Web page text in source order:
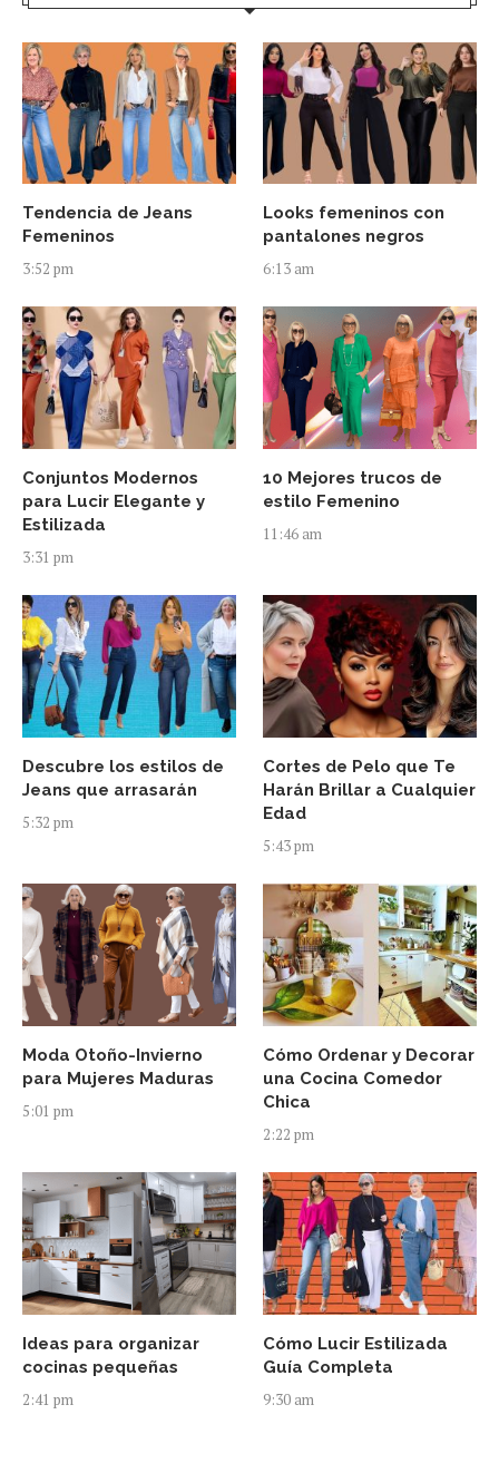
Tendencia de Jeans
Femeninos
3:52 pm
Looks femeninos con
pantalones negros
6:13 am
Conjuntos Modernos
para Lucir Elegante y
Estilizada
3:31 pm
10 Mejores trucos de
estilo Femenino
11:46 am
Descubre los estilos de
Jeans que arrasarán
5:32 pm
Cortes de Pelo que Te
Harán Brillar a Cualquier
Edad
5:43 pm
Moda Otoño-Invierno
para Mujeres Maduras
5:01 pm
Cómo Ordenar y Decorar
una Cocina Comedor
Chica
2:22 pm
Ideas para organizar
cocinas pequeñas
2:41 pm
Cómo Lucir Estilizada
Guía Completa
9:30 am